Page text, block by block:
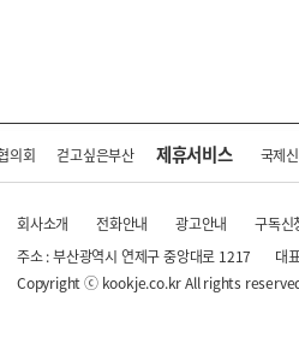
의회 걷고싶은부산 제휴서비스 국제
회사소개 전화안내 광고안내
구독신
주소 : 부산광역시 연제구 중앙대로 1217
대
Copyright ⓒ kookje.co.kr All rights